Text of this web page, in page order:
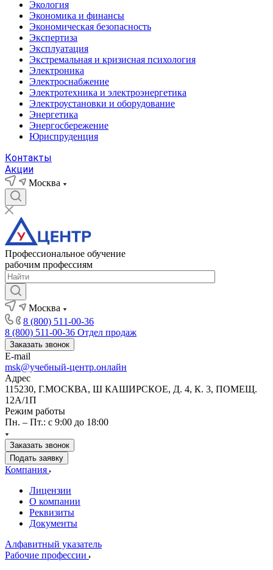
Экология
Экономика и финансы
Экономическая безопасность
Экспертиза
Эксплуатация
Экстремальная и кризисная психология
Электроника
Электроснабжение
Электротехника и электроэнергетика
Электроустановки и оборудование
Энергетика
Энергосбережение
Юриспруденция
Контакты
Акции
Москва
Профессиональное обучение
рабочим профессиям
Москва
8 (800) 511-00-36
8 (800) 511-00-36 Отдел продаж
Заказать звонок
E-mail
msk@учебный-центр.онлайн
Адрес
115230, Г.МОСКВА, Ш КАШИРСКОЕ, Д. 4, К. 3, ПОМЕЩ.
12А/1П
Режим работы
Пн. – Пт.: с 9:00 до 18:00
Заказать звонок
Подать заявку
Компания
Лицензии
О компании
Реквизиты
Документы
Алфавитный указатель
Рабочие профессии